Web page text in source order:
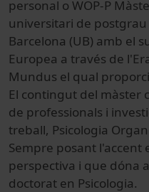
personal o WOP-P
universitari de postgrau
Barcelona (UB) amb el
Europea a través de
Mundus el qual
El contingut del màster
de professionals i
treball, Psicologia
Sempre posant l'accent
perspectiva i que dóna
doctorat en Psicologia.